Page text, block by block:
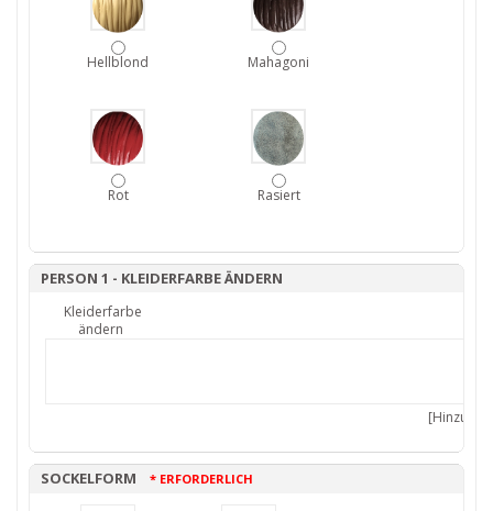
Hellblond Mahagoni
Rot Rasiert
PERSON 1 - KLEIDERFARBE ÄNDERN
Kleiderfarbe
ändern
SOCKELFORM * ERFORDERLICH